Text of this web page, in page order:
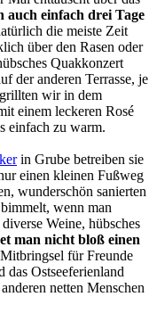
auch einfach drei Tage
die meiste Zeit
über den Rasen oder
Quakkonzert
der anderen Terrasse, je
wir in dem
einem leckeren Rosé
einfach zu warm.
in Grube betreiben sie
einen kleinen Fußweg
wunderschön sanierten
wenn man
Weine, hübsches
man nicht bloß einen
für Freunde
Ostseeferienland
netten Menschen